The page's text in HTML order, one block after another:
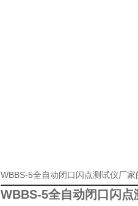
WBBS-5全自动闭口闪点测试仪厂
WBBS-5全自动闭口闪点